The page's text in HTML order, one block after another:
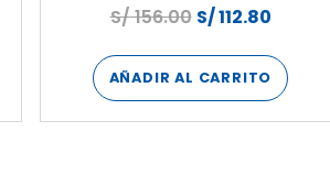
S/156.00 S/112.80
AÑADIR AL CARRITO